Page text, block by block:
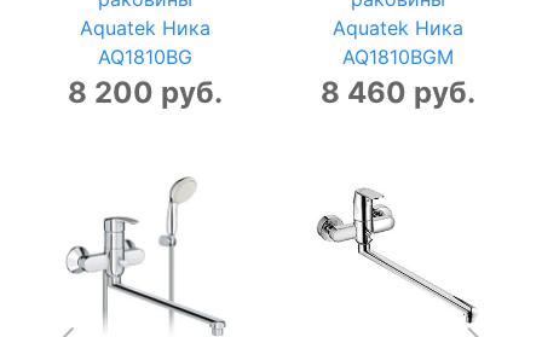
Aquatek Ника
AQ1810BG
8 200 руб.
Aquatek Ника
AQ1810BGM
8 460 руб.